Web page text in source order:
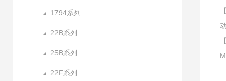
1794系列
22B系列
25B系列
22F系列